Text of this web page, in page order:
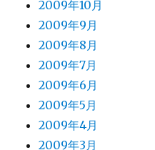
2009年10月
2009年9月
2009年8月
2009年7月
2009年6月
2009年5月
2009年4月
2009年3月